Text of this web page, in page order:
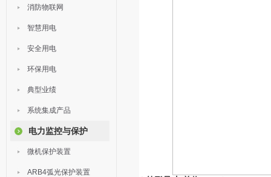
消防物联网
智慧用电
安全用电
环保用电
典型业绩
系统集成产品
电力监控与保护
微机保护装置
ARB4弧光保护装置